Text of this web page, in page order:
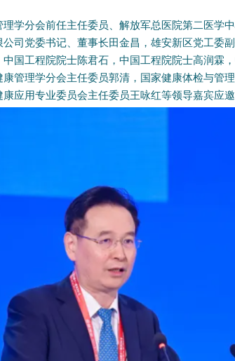
学分会前任主任委员、解放军总医院第二医学
司党委书记、董事长田金昌，雄安新区党工委
国工程院院士陈君石，中国工程院院士高润
管理学分会主任委员郭清，国家健康体检与管
应用专业委员会主任委员王咏红等领导嘉宾应邀